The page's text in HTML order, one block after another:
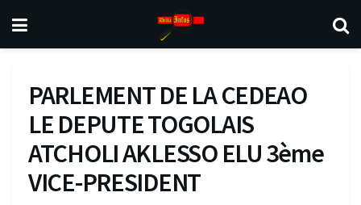
PARLEMENT DE LA CEDEAO
LE DEPUTE TOGOLAIS
ATCHOLI AKLESSO ELU 3ème
VICE-PRESIDENT